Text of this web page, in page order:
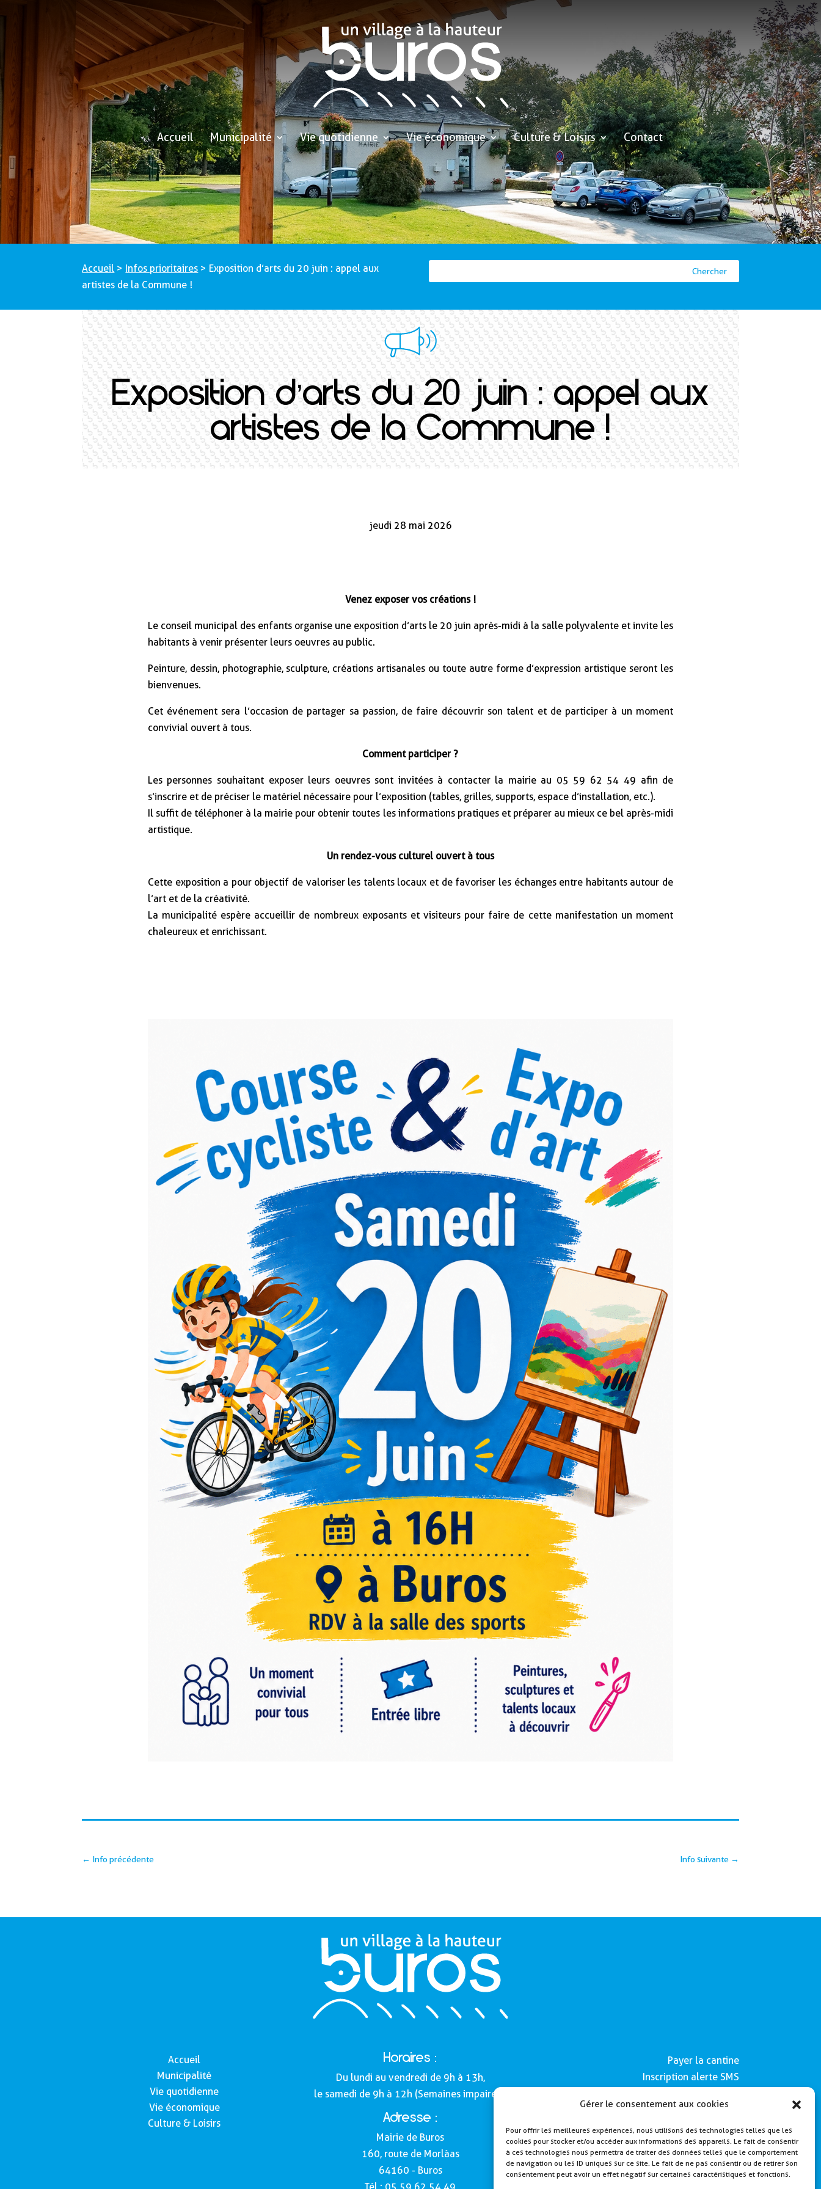
Gérer le consentement aux cookies
Pour offrir les meilleures expériences, nous utilisons des technologies telles que les
cookies pour stocker et/ou accéder aux informations des appareils. Le fait de consentir
à ces technologies nous permettra de traiter des données telles que le comportement
de navigation ou les ID uniques sur ce site. Le fait de ne pas consentir ou de retirer son
consentement peut avoir un effet négatif sur certaines caractéristiques et fonctions.
Accueil Municipalité Vie quotidienne Vie économique Culture & Loisirs Contact
Accueil > Infos prioritaires > Exposition d’arts du 20 juin : appel aux
artistes de la Commune !
Exposition d’arts du 20 juin : appel aux
artistes de la Commune !
jeudi 28 mai 2026
Venez exposer vos créations !
Le conseil municipal des enfants organise une exposition d’arts le 20 juin après-midi à la salle polyvalente et invite les
habitants à venir présenter leurs oeuvres au public.
Peinture, dessin, photographie, sculpture, créations artisanales ou toute autre forme d’expression artistique seront les
bienvenues.
Cet événement sera l’occasion de partager sa passion, de faire découvrir son talent et de participer à un moment
convivial ouvert à tous.
Comment participer ?
Les personnes souhaitant exposer leurs oeuvres sont invitées à contacter la mairie au 05 59 62 54 49 afin de
s’inscrire et de préciser le matériel nécessaire pour l’exposition (tables, grilles, supports, espace d’installation, etc.).
Il suffit de téléphoner à la mairie pour obtenir toutes les informations pratiques et préparer au mieux ce bel après-midi
artistique.
Un rendez-vous culturel ouvert à tous
Cette exposition a pour objectif de valoriser les talents locaux et de favoriser les échanges entre habitants autour de
l’art et de la créativité.
La municipalité espère accueillir de nombreux exposants et visiteurs pour faire de cette manifestation un moment
chaleureux et enrichissant.
← Info précédente Info suivante→
Accueil
Municipalité
Vie quotidienne
Vie économique
Culture & Loisirs
Horaires :
Du lundi au vendredi de 9h à 13h,
le samedi de 9h à 12h (Semaines impaires).
Adresse :
Mairie de Buros
160, route de Morlàas
64160 - Buros
Tél : 05 59 62 54 49
Payer la cantine
Inscription alerte SMS
Politique de Cookies